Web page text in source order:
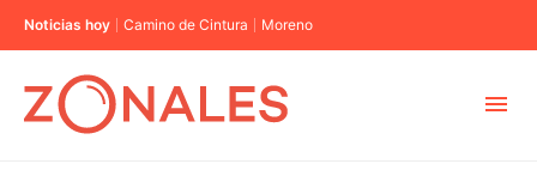
Noticias hoy Camino de Cintura Moreno